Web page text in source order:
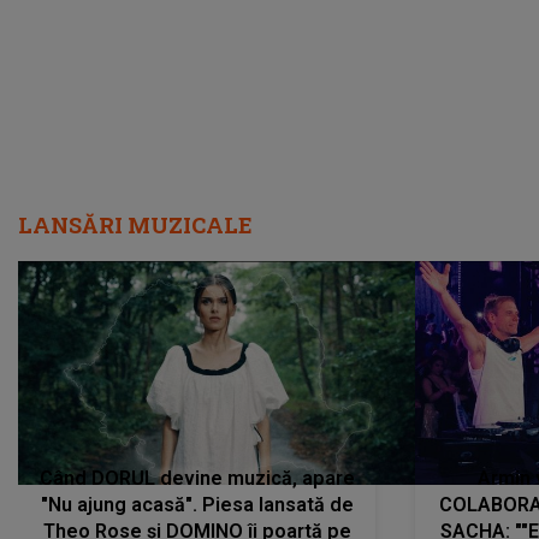
LANSĂRI MUZICALE
Când DORUL devine muzică, apare
"Nu ajung acasă". Piesa lansată de
Theo Rose și DOMINO îi poartă pe
SACHA: